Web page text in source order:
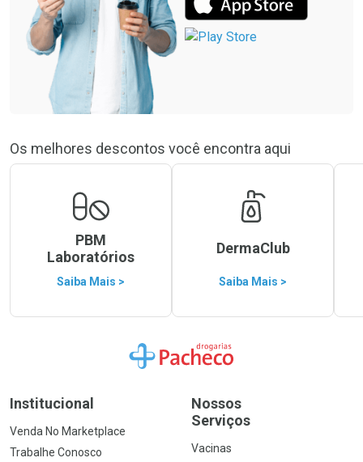
Os melhores descontos você encontra aqui
PBM
Laboratórios
Saiba Mais >
DermaClub
Saiba Mais >
Ir para a Home
Institucional
Venda No Marketplace
Trabalhe Conosco
Nossos
Serviços
Vacinas